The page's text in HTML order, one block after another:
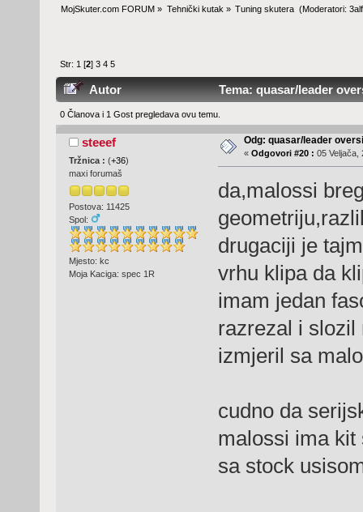
MojSkuter.com FORUM » Tehnički kutak » Tuning skutera (Moderatori:
Str: 1 [2]3 4 5
Autor Tema: quasar/leader
0 Članova i 1 Gost pregledava ovu temu.
steeef
Tržnica : (+36)
maxi forumaš
Postova: 11425
Spol:
Mjesto: kc
Moja Kaciga: spec 1R
Odg: quasar/leader
« Odgovori #20 : 05 Veljača,
da,malossi
drugaciji je
vrhu klipa da
imam jedan
razrezal i slozil
izmjeril sa
cudno da
malossi ima kit
sa stock